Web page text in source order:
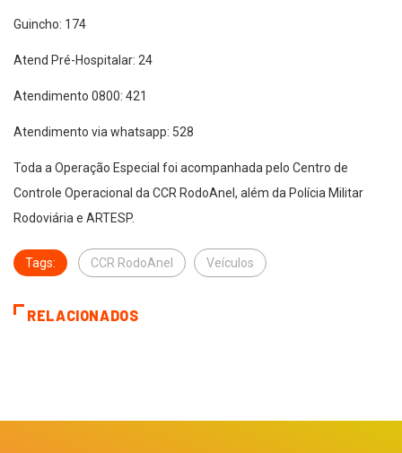
Guincho: 174
Atend Pré-Hospitalar: 24
Atendimento 0800: 421
Atendimento via whatsapp: 528
Toda a Operação Especial foi acompanhada pelo Centro de
Controle Operacional da CCR RodoAnel, além da Polícia Militar
Rodoviária e ARTESP.
Tags: CCR RodoAnel Veículos
RELACIONADOS